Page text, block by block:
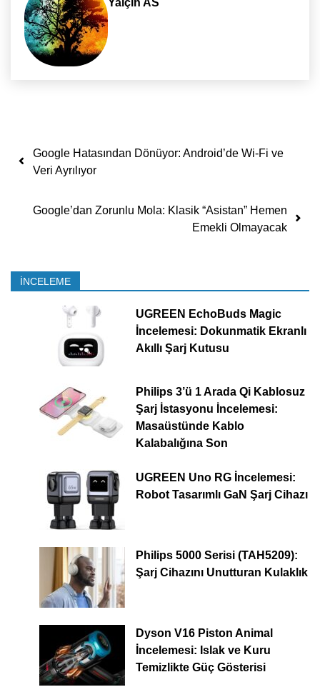
Yazı dolaşımı
Google Hatasından Dönüyor: Android’de Wi-Fi ve
Veri Ayrılıyor
Google’dan Zorunlu Mola: Klasik “Asistan” Hemen
Emekli Olmayacak
İNCELEME
UGREEN EchoBuds Magic
İncelemesi: Dokunmatik Ekranlı
Akıllı Şarj Kutusu
Philips 3’ü 1 Arada Qi Kablosuz
Şarj İstasyonu İncelemesi:
Masaüstünde Kablo
Kalabalığına Son
UGREEN Uno RG İncelemesi:
Robot Tasarımlı GaN Şarj Cihazı
Philips 5000 Serisi (TAH5209):
Şarj Cihazını Unutturan Kulaklık
Dyson V16 Piston Animal
İncelemesi: Islak ve Kuru
Temizlikte Güç Gösterisi